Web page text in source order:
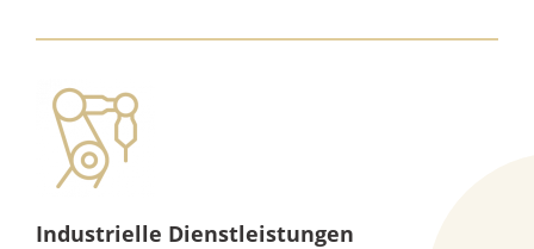
Industrielle Dienstleistungen